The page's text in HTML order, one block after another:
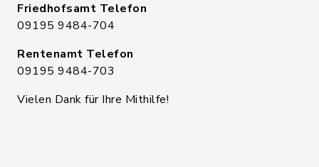
Friedhofsamt Telefon
09195 9484-704
Rentenamt Telefon
09195 9484-703
Vielen Dank für Ihre Mithilfe!